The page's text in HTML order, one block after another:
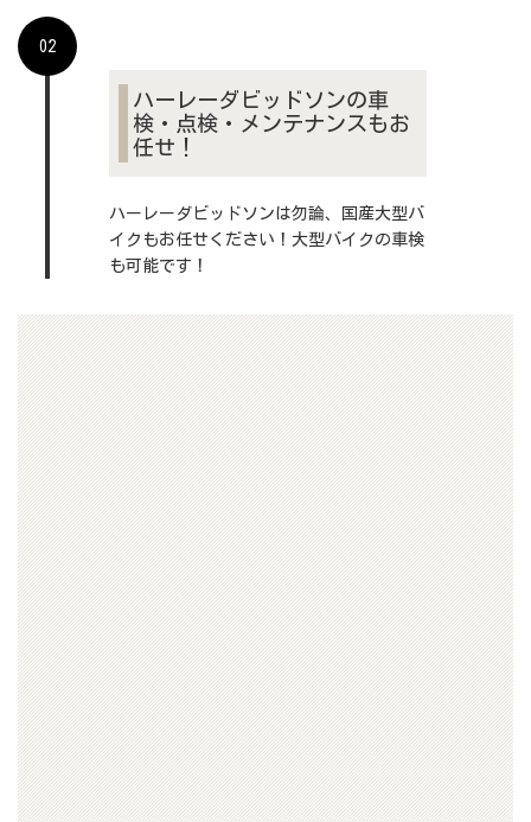
02
ハーレーダビッドソンの車
検・点検・メンテナンスもお
任せ！
ハーレーダビッドソンは勿論、国産大型バ
イクもお任せください！大型バイクの車検
も可能です！